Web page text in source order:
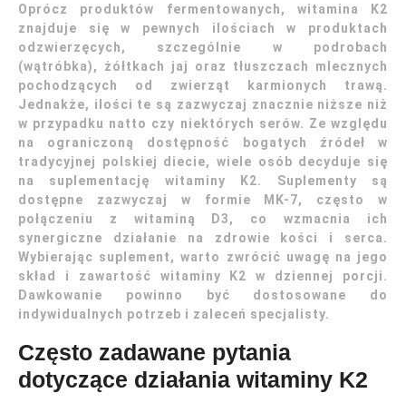
Oprócz produktów fermentowanych, witamina K2
znajduje się w pewnych ilościach w produktach
odzwierzęcych, szczególnie w podrobach
(wątróbka), żółtkach jaj oraz tłuszczach mlecznych
pochodzących od zwierząt karmionych trawą.
Jednakże, ilości te są zazwyczaj znacznie niższe niż
w przypadku natto czy niektórych serów. Ze względu
na ograniczoną dostępność bogatych źródeł w
tradycyjnej polskiej diecie, wiele osób decyduje się
na suplementację witaminy K2. Suplementy są
dostępne zazwyczaj w formie MK-7, często w
połączeniu z witaminą D3, co wzmacnia ich
synergiczne działanie na zdrowie kości i serca.
Wybierając suplement, warto zwrócić uwagę na jego
skład i zawartość witaminy K2 w dziennej porcji.
Dawkowanie powinno być dostosowane do
indywidualnych potrzeb i zaleceń specjalisty.
Często zadawane pytania
dotyczące działania witaminy K2